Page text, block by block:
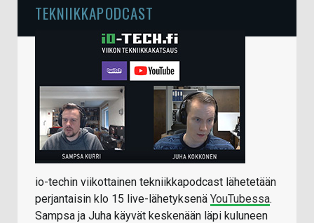
TEKNIIKKAPODCAST
io-techin viikottainen tekniikkapodcast lähetetään
perjantaisin klo 15 live-lähetyksenä YouTubessa.
Sampsa ja Juha käyvät keskenään läpi kuluneen